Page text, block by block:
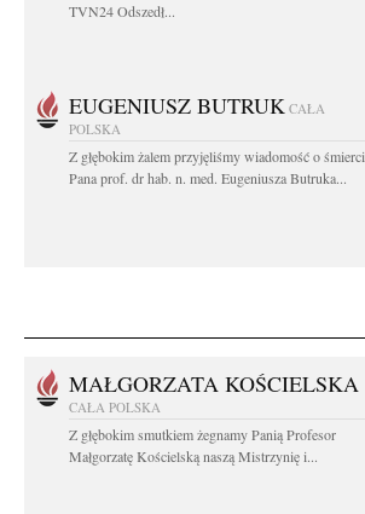
TVN24 Odszedł...
EUGENIUSZ BUTRUK CAŁA
POLSKA
Z głębokim żalem przyjęliśmy wiadomość o śmierci
Pana prof. dr hab. n. med. Eugeniusza Butruka...
MAŁGORZATA KOŚCIELSKA
CAŁA POLSKA
Z głębokim smutkiem żegnamy Panią Profesor
Małgorzatę Kościelską naszą Mistrzynię i...